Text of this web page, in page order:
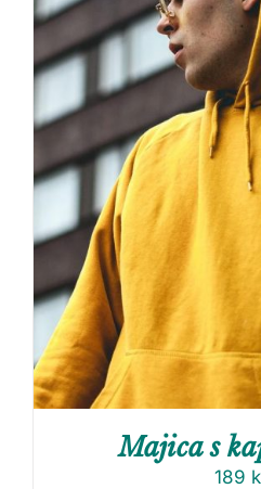
Majica s
189